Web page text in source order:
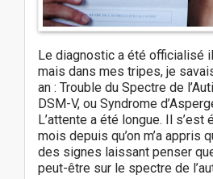
Le diagnostic a été officialisé
mais dans mes tripes, je
an : Trouble du Spectre de
DSM-V, ou Syndrome
L’attente a été longue. Il s’est
mois depuis qu’on m’a appris
des signes laissant penser
peut-être sur le spectre de